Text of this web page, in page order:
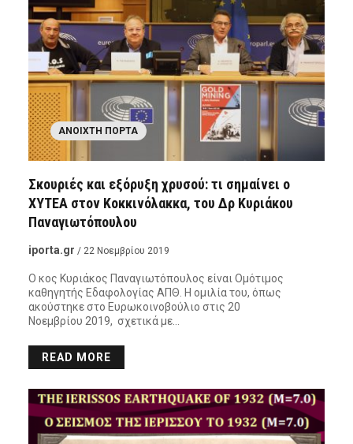
ΑΝΟΙΧΤΉ ΠΌΡΤΑ
Σκουριές και εξόρυξη χρυσού: τι σημαίνει ο
ΧΥΤΕΑ στον Κοκκινόλακκα, του Δρ Κυριάκου
Παναγιωτόπουλου
iporta.gr / 22 Νοεμβρίου 2019
Ο κος Κυριάκος Παναγιωτόπουλος είναι Ομότιμος
καθηγητής Εδαφολογίας ΑΠΘ. Η ομιλία του, όπως
ακούστηκε στο Ευρωκοινοβούλιο στις 20
Νοεμβρίου 2019, σχετικά με…
READ MORE